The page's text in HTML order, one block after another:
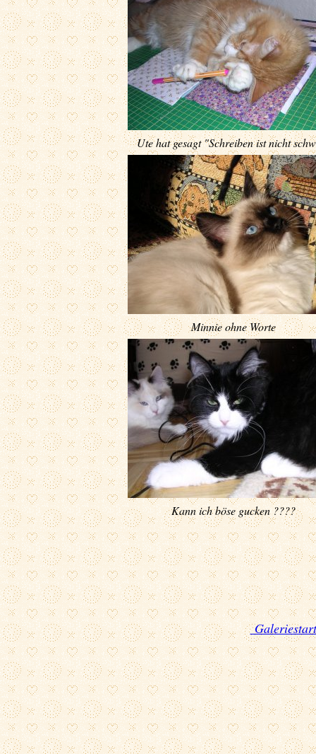
Ute hat gesagt "Schreiben ist nicht
Minnie ohne Worte
Kann ich böse gucken ????